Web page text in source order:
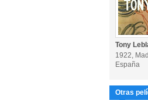
Tony
1922,
España
Otras